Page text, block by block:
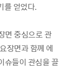
를 얻었다.
면 중심으로 관
장면과 함께 에
슈들이 관심을 끌